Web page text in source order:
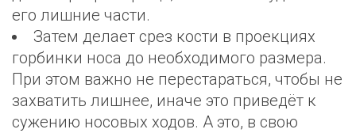
его лишние части.
Затем делает срез кости в проекциях
горбинки носа до необходимого размера.
При этом важно не перестараться, чтобы не
захватить лишнее, иначе это приведёт к
сужению носовых ходов. А это, в свою